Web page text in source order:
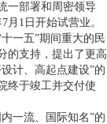
一部署和周密领导
月1日开始试营业。
一五”期间重大的民
的支持，提出了更高
计、高起点建设”的
终于竣工并交付使
一流、国际知名”的